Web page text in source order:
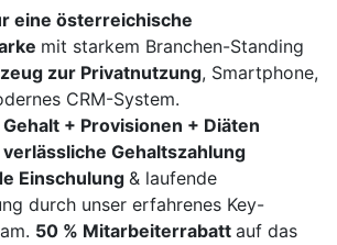
eine österreichische
mit starkem Branchen-Standing
zur Privatnutzung, Smartphone,
CRM-System.
+ Provisionen + Diäten
Gehaltszahlung
Einschulung & laufende
durch unser erfahrenes Key-
50 % Mitarbeiterrabatt auf das